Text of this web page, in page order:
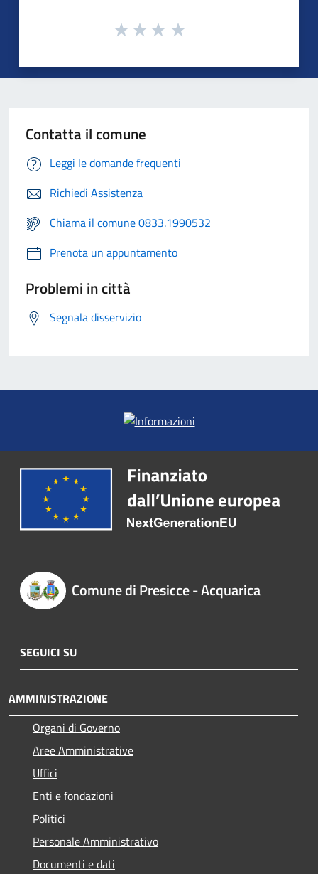
Contatta il comune
Leggi le domande frequenti
Richiedi Assistenza
Chiama il comune 0833.1990532
Prenota un appuntamento
Problemi in città
Segnala disservizio
Comune di Presicce - Acquarica
SEGUICI SU
AMMINISTRAZIONE
Organi di Governo
Aree Amministrative
Uffici
Enti e fondazioni
Politici
Personale Amministrativo
Documenti e dati